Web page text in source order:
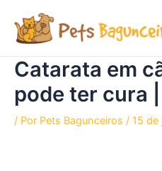
para
conteúdo
Catarata em
pode ter cura |
/ Por Pets Bagunceiros / 15 de